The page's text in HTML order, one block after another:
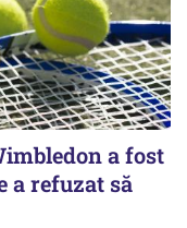
a fost
a refuzat să